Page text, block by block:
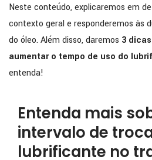
Neste conteúdo, explicaremos em
contexto geral e responderemos às
do óleo. Além disso, daremos 3
aumentar o tempo de uso do
entenda!
Entenda mais
intervalo de
lubrificante no